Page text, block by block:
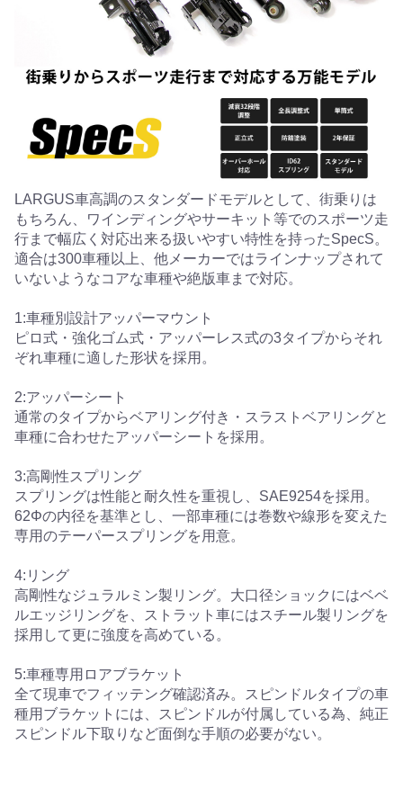
LARGUS車高調のスタンダードモデルとして、街乗りは
もちろん、ワインディングやサーキット等でのスポーツ走
行まで幅広く対応出来る扱いやすい特性を持ったSpecS。
適合は300車種以上、他メーカーではラインナップされて
いないようなコアな車種や絶版車まで対応。
1:車種別設計アッパーマウント
ピロ式・強化ゴム式・アッパーレス式の3タイプからそれ
ぞれ車種に適した形状を採用。
2:アッパーシート
通常のタイプからベアリング付き・スラストベアリングと
車種に合わせたアッパーシートを採用。
3:高剛性スプリング
スプリングは性能と耐久性を重視し、SAE9254を採用。
62Φの内径を基準とし、一部車種には巻数や線形を変えた
専用のテーパースプリングを用意。
4:リング
高剛性なジュラルミン製リング。大口径ショックにはベベ
ルエッジリングを、ストラット車にはスチール製リングを
採用して更に強度を高めている。
5:車種専用ロアブラケット
全て現車でフィッテング確認済み。スピンドルタイプの車
種用ブラケットには、スピンドルが付属している為、純正
スピンドル下取りなど面倒な手順の必要がない。